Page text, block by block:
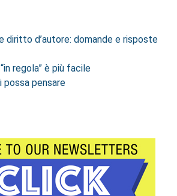
diritto d’autore: domande e risposte
regola” è più facile
possa pensare